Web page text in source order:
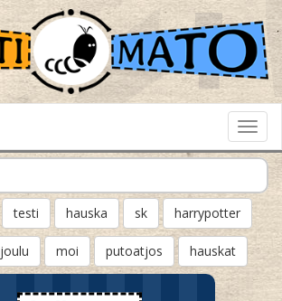
testi hauska sk harrypotter
joulu moi putoatjos hauskat